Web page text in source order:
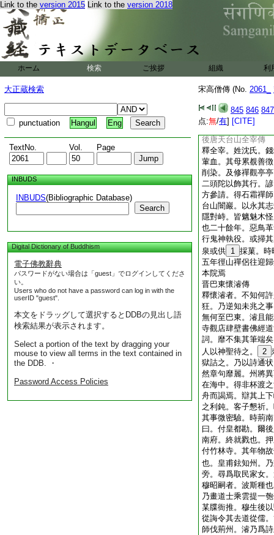
Link to the version 2015 Link to the version 2018
ホーム 検索 ご挨拶 組織 利
大正蔵検索
punctuation Hangul Eng
TextNo. Vol. Page
INBUDS
INBUDS(Bibliographic Database)
Search
Digital Dictionary of Buddhism
電子佛教辭典
パスワードがない場合は「guest」でログインしてくださ
い。
Users who do not have a password can log in with the
userID "guest".
本文をドラッグして選択するとDDBの見出し語
検索結果が表示されます。
Select a portion of the text by dragging your
mouse to view all terms in the text contained in
the DDB. ・
Password Access Policies
宋高僧傳 (No. 2061_
845 846 847
点:無/有] [CITE]
訪。敏亦無嫌忌啓
爲乞願。乃私署爲
行爲侍者。頗副心
日隨登山脊間。却
往迎之。問曰。師
邀命言話來如是。
誡之曰。所由無宜
住院。全身不散。
眞身塔是歟
系曰。靈樹如遇大
限。疑此亦所聞異
後唐天台山全宰傳
釋全宰。姓沈氏。
葷血。其母累覩善
削染。及修禪觀亭
二頭陀以飾其行。
方參請。得石霜禪
台山闇巖。以永其
隱對峙。皆魑魅木
也二十餘年。惡鳥
行鬼神執役。或掃
泉或供 1 採菓。時
五年徑山禪侶往迎
本院焉
晋巴東懷濬傳
釋懷濬者。不知何
狂。乃逆知未兆之
無何至巴東。濬且
寺觀店肆壁書佛經
詞。靡不集其筆端
人以神聖待之。
2
獄詰之。乃以詩通
然章句靡麗。州將
在海中。得非杯渡
舟而謁焉。辯其上
之利鈍。客子懇祈
其事微密驗。時荊
曰。付皇都勘。爾
南府。終就戮也。
付竹林寺。其年物
也。皇甫鉉知州。
旁。尋爲取民家女
穆昭嗣者。波斯種
乃畫道士乘雲提一
某牒衙推。穆生後
從誨令其去道從儒
師伐荊州。濬乃爲